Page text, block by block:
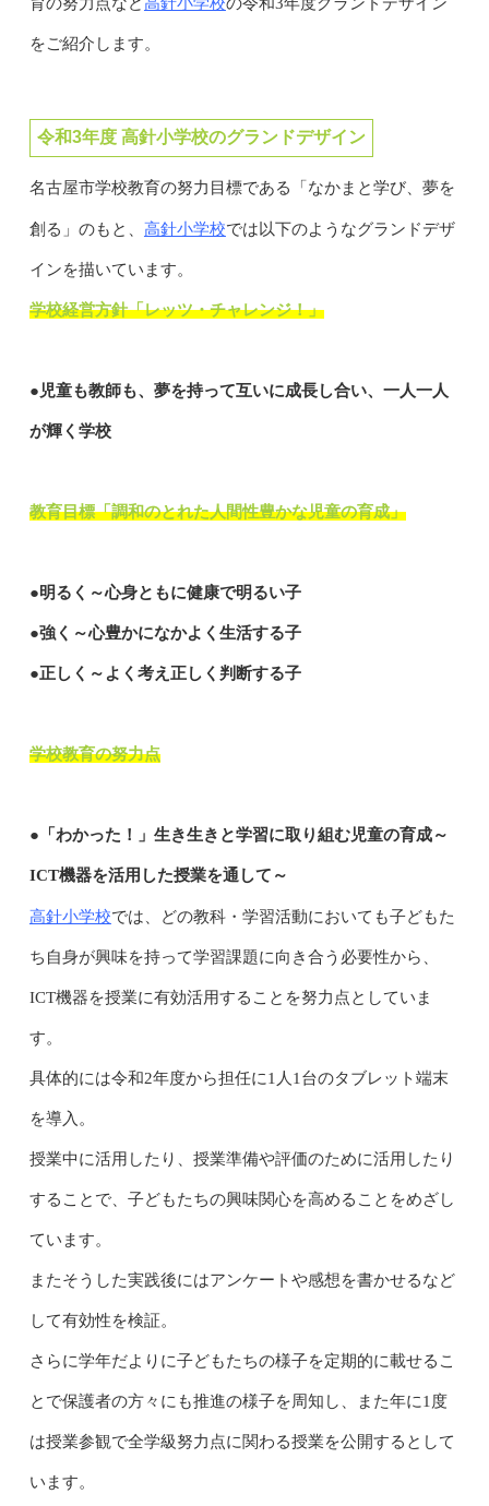
をご紹介します。
令和3年度 高針小学校のグランドデザイン
名古屋市学校教育の努力目標である「なかまと学び、夢を
創る」のもと、 高針小学校では以下のようなグランドデザ
インを描いています。
学校経営方針「レッツ・チャレンジ！」
●児童も教師も、夢を持って互いに成長し合い、一人一人
が輝く学校
教育目標「調和のとれた人間性豊かな児童の育成」
●明るく～心身ともに健康で明るい子
●強く～心豊かになかよく生活する子
●正しく～よく考え正しく判断する子
学校教育の努力点
●「わかった！」生き生きと学習に取り組む児童の育成～
ICT機器を活用した授業を通して～
高針小学校では、どの教科・学習活動においても子どもた
ち自身が興味を持って学習課題に向き合う必要性から、
ICT機器を授業に有効活用することを努力点としていま
す。
具体的には令和2年度から担任に1人1台のタブレット端末
を導入。
授業中に活用したり、授業準備や評価のために活用したり
することで、子どもたちの興味関心を高めることをめざし
ています。
またそうした実践後にはアンケートや感想を書かせるなど
して有効性を検証。
さらに学年だよりに子どもたちの様子を定期的に載せるこ
とで保護者の方々にも推進の様子を周知し、また年に1度
は授業参観で全学級努力点に関わる授業を公開するとして
います。